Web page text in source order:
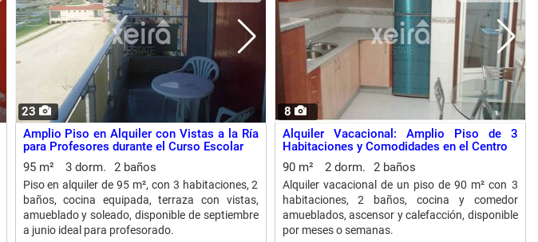
23
Amplio Piso en Alquiler con Vistas a la Ría
para Profesores durante el Curso Escolar
95 m²
3 dorm. 2 baños
Piso en alquiler de 95 m², con 3 habitaciones, 2
baños, cocina equipada, terraza con vistas,
amueblado y soleado, disponible de septiembre
a junio ideal para profesorado.
8
Alquiler Vacacional: Amplio Piso de 3
Habitaciones y Comodidades en el Centro
90 m²
2 dorm. 2 baños
Alquiler vacacional de un piso de 90 m² con 3
habitaciones, 2 baños, cocina y comedor
amueblados, ascensor y calefacción, disponible
por meses o semanas.